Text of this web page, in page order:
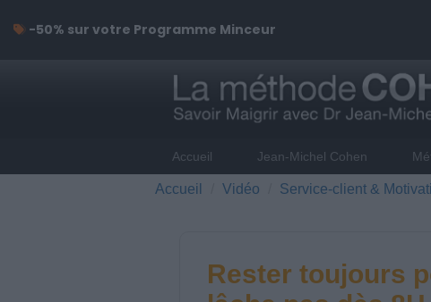
Accueil Jean-Michel Cohen
Accueil Vidéo Service-client &
Rester toujours
-50% sur votre Programme Minceur